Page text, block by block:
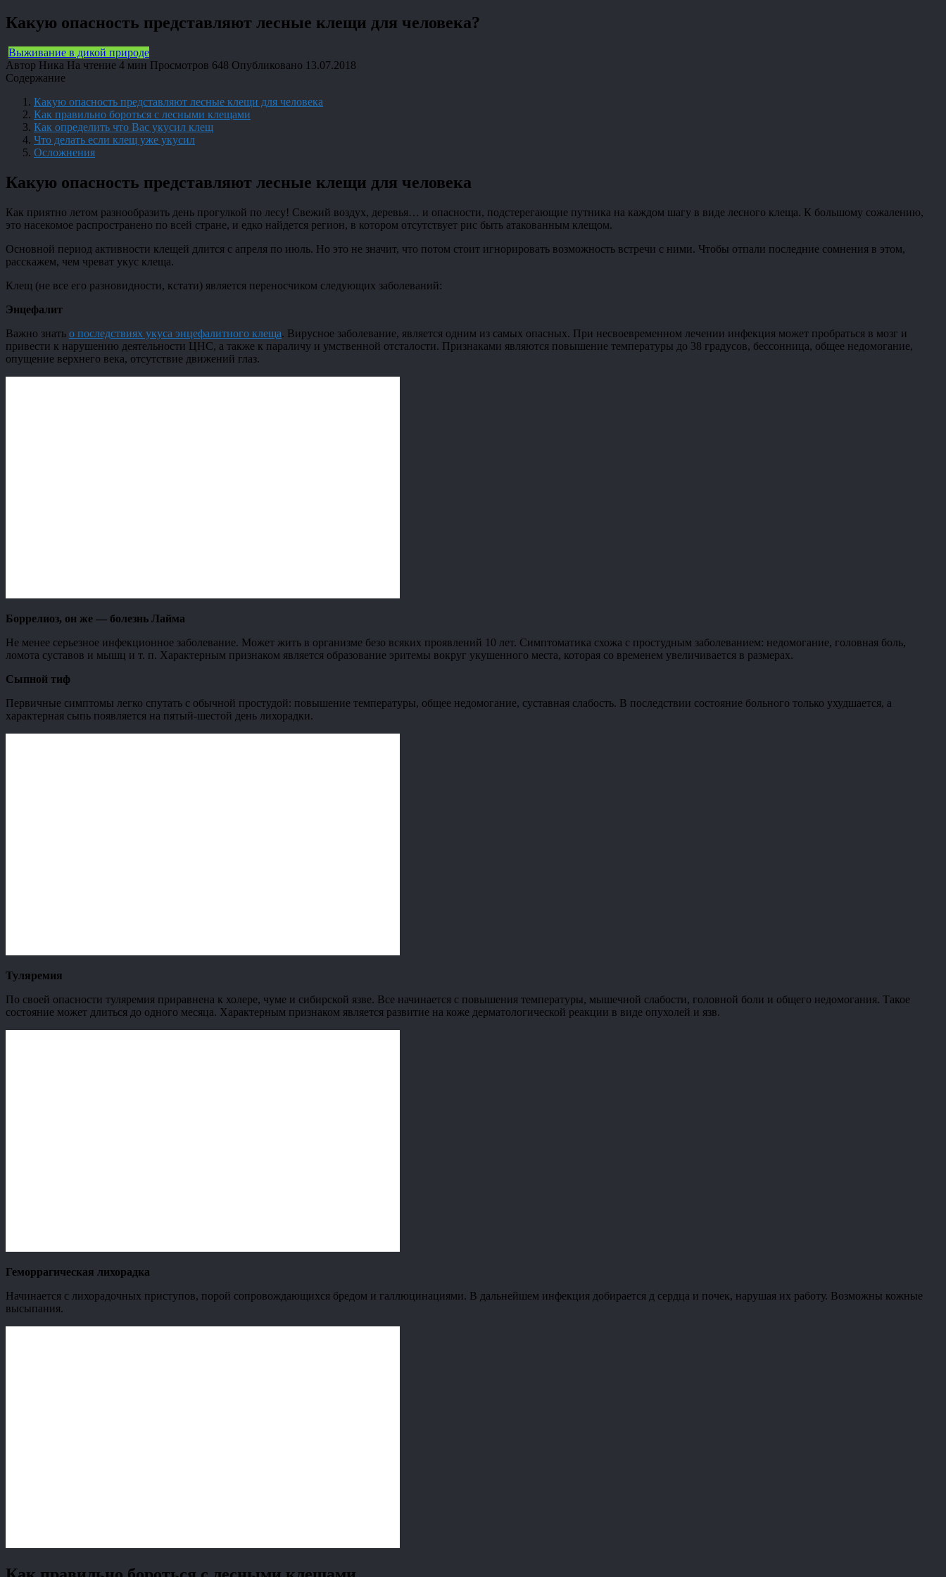
Какую опасность представляют лесные клещи для человека?
Выживание в дикой природе
Автор Ника На чтение 4 мин Просмотров 648 Опубликовано 13.07.2018
Содержание
Какую опасность представляют лесные клещи для человека
Как правильно бороться с лесными клещами
Как определить что Вас укусил клещ
Что делать если клещ уже укусил
Осложнения
Какую опасность представляют лесные клещи для человека
Как приятно летом разнообразить день прогулкой по лесу! Свежий воздух, деревья… и опасности, подстерегающие путника на каждом шагу в виде лесного клеща. К большому сожалению,
это насекомое распространено по всей стране, и едко найдется регион, в котором отсутствует рис быть атакованным клещом.
Основной период активности клещей длится с апреля по июль. Но это не значит, что потом стоит игнорировать возможность встречи с ними. Чтобы отпали последние сомнения в этом,
расскажем, чем чреват укус клеща.
Клещ (не все его разновидности, кстати) является переносчиком следующих заболеваний:
Энцефалит
Важно знать о последствиях укуса энцефалитного клеща. Вирусное заболевание, является одним из самых опасных. При несвоевременном лечении инфекция может пробраться в мозг и
привести к нарушению деятельности ЦНС, а также к параличу и умственной отсталости. Признаками являются повышение температуры до 38 градусов, бессонница, общее недомогание,
опущение верхнего века, отсутствие движений глаз.
Боррелиоз, он же — болезнь Лайма
Не менее серьезное инфекционное заболевание. Может жить в организме безо всяких проявлений 10 лет. Симптоматика схожа с простудным заболеванием: недомогание, головная боль,
ломота суставов и мышц и т. п. Характерным признаком является образование эритемы вокруг укушенного места, которая со временем увеличивается в размерах.
Сыпной тиф
Первичные симптомы легко спутать с обычной простудой: повышение температуры, общее недомогание, суставная слабость. В последствии состояние больного только ухудшается, а
характерная сыпь появляется на пятый-шестой день лихорадки.
Туляремия
По своей опасности туляремия приравнена к холере, чуме и сибирской язве. Все начинается с повышения температуры, мышечной слабости, головной боли и общего недомогания. Такое
состояние может длиться до одного месяца. Характерным признаком является развитие на коже дерматологической реакции в виде опухолей и язв.
Геморрагическая лихорадка
Начинается с лихорадочных приступов, порой сопровождающихся бредом и галлюцинациями. В дальнейшем инфекция добирается д сердца и почек, нарушая их работу. Возможны кожные
высыпания.